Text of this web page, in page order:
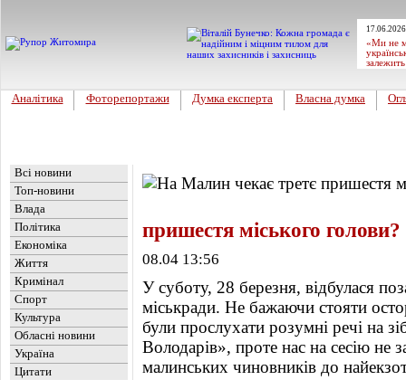
«Ми не
Аналітика Фоторепортажи Думка експерта Власна думка
Всі новини
Топ-новини
Влада
Політика
Економіка
Життя
Кримінал
Спорт
Культура
Обласні новини
Україна
Цитати
пришестя міського голови?
08.04 13:56
У суботу, 28 березня, відбулася
міськради. Не бажаючи стояти
були прослухати розумні речі на
Володарів», проте нас на сесію не
малинських чиновників до